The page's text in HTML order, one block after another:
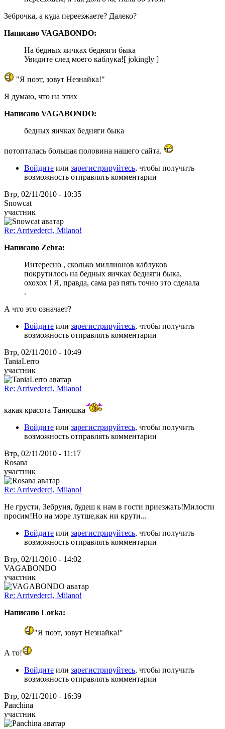
Зеброчка, а куда переезжаете? Далеко?
Написано VAGABONDO:
На бедных яичках бедняги быка
Увидите след моего каблука![ jokingly ]
"Я поэт, зовут Незнайка!"
Я думаю, что на этих
Написано VAGABONDO:
бедных яичках бедняги быка
потопталась большая половина нашего сайта.
Войдите или зарегистрируйтесь, чтобы получить
возможность отправлять комментарии
Втр, 02/11/2010 - 10:35
Snowcat
участник
Re: Arrivederci, Milano!
Написано Zebra:
Интересно , сколько миллионов каблуков
покрутилось на бедных яичках бедняги быка,
охохох ! Я, правда, сама раз пять точно это сделала
.
А что это означает?
Войдите или зарегистрируйтесь, чтобы получить
возможность отправлять комментарии
Втр, 02/11/2010 - 10:49
TaniaLerro
участник
Re: Arrivederci, Milano!
какая красота Танюшка
Войдите или зарегистрируйтесь, чтобы получить
возможность отправлять комментарии
Втр, 02/11/2010 - 11:17
Rosana
участник
Re: Arrivederci, Milano!
Не грусти, Зебруня, будеш к нам в гости приезжать!Милости
просим!Но на море лутше,как ни крути...
Войдите или зарегистрируйтесь, чтобы получить
возможность отправлять комментарии
Втр, 02/11/2010 - 14:02
VAGABONDO
участник
Re: Arrivederci, Milano!
Написано Lorka:
"Я поэт, зовут Незнайка!"
А то!
Войдите или зарегистрируйтесь, чтобы получить
возможность отправлять комментарии
Втр, 02/11/2010 - 16:39
Panchina
участник